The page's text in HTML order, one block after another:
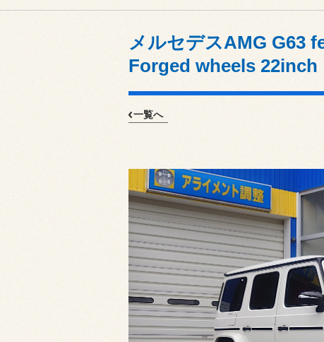
メルセデスAMG G63
Forged wheels 22inch
一覧へ